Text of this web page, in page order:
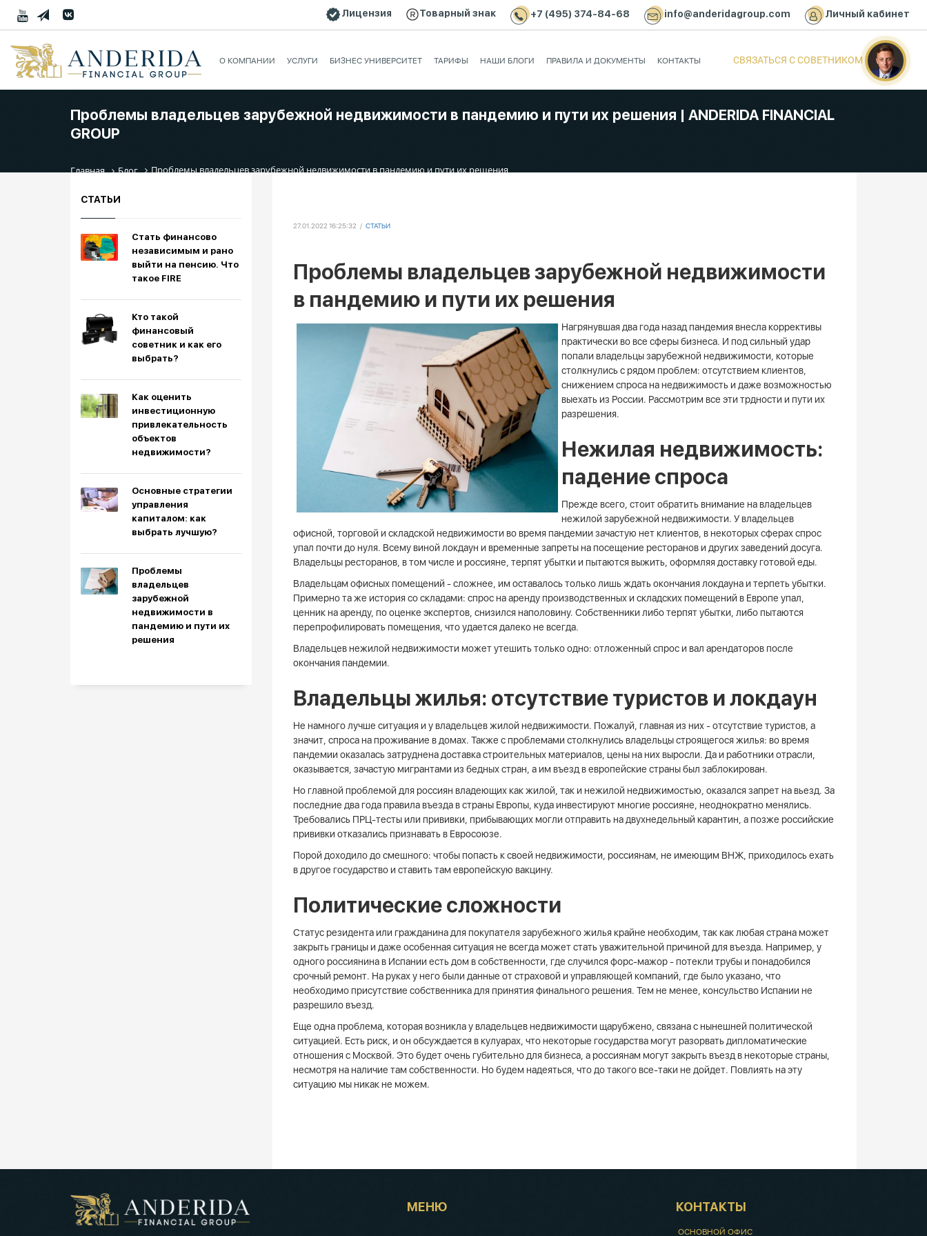
Лицензия Товарный знак +7 (495) 374-84-68 info@anderidagroup.com Личный кабинет
О КОМПАНИИ УСЛУГИ БИЗНЕС УНИВЕРСИТЕТ ТАРИФЫ НАШИ БЛОГИ ПРАВИЛА И ДОКУМЕНТЫ КОНТАКТЫ СВЯЗАТЬСЯ С СОВЕТНИКОМ
Проблемы владельцев зарубежной недвижимости в пандемию и пути их решения | ANDERIDA FINANCIAL
GROUP
Главная Блог Проблемы владельцев зарубежной недвижимости в пандемию и пути их решения
27.01.2022 16:25:32 / СТАТЬИ
Проблемы владельцев зарубежной недвижимости
в пандемию и пути их решения
Нагрянувшая два года назад пандемия внесла коррективы
практически во все сферы бизнеса. И под сильный удар
попали владельцы зарубежной недвижимости, которые
столкнулись с рядом проблем: отсутствием клиентов,
снижением спроса на недвижимость и даже возможностью
выехать из России. Рассмотрим все эти трдности и пути их
разрешения.
Нежилая недвижимость:
падение спроса
Прежде всего, стоит обратить внимание на владельцев
нежилой зарубежной недвижимости. У владельцев
офисной, торговой и складской недвижимости во время пандемии зачастую нет клиентов, в некоторых сферах спрос
упал почти до нуля. Всему виной локдаун и временные запреты на посещение ресторанов и других заведений досуга.
Владельцы ресторанов, в том числе и россияне, терпят убытки и пытаются выжить, оформляя доставку готовой еды.
Владельцам офисных помещений - сложнее, им оставалось только лишь ждать окончания локдауна и терпеть убытки.
Примерно та же история со складами: спрос на аренду производственных и складских помещений в Европе упал,
ценник на аренду, по оценке экспертов, снизился наполовину. Собственники либо терпят убытки, либо пытаются
перепрофилировать помещения, что удается далеко не всегда.
Владельцев нежилой недвижимости может утешить только одно: отложенный спрос и вал арендаторов после
окончания пандемии.
Владельцы жилья: отсутствие туристов и локдаун
Не намного лучше ситуация и у владельцев жилой недвижимости. Пожалуй, главная из них - отсутствие туристов, а
значит, спроса на проживание в домах. Также с проблемами столкнулись владельцы строящегося жилья: во время
пандемии оказалась затруднена доставка строительных материалов, цены на них выросли. Да и работники отрасли,
оказывается, зачастую мигрантами из бедных стран, а им въезд в европейские страны был заблокирован.
Но главной проблемой для россиян владеющих как жилой, так и нежилой недвижимостью, оказался запрет на вьезд. За
последние два года правила въезда в страны Европы, куда инвестируют многие россияне, неоднократно менялись.
Требовались ПРЦ-тесты или прививки, прибывающих могли отправить на двухнедельный карантин, а позже российские
прививки отказались признавать в Евросоюзе.
Порой доходило до смешного: чтобы попасть к своей недвижимости, россиянам, не имеющим ВНЖ, приходилось ехать
в другое государство и ставить там европейскую вакцину.
Политические сложности
Статус резидента или гражданина для покупателя зарубежного жилья крайне необходим, так как любая страна может
закрыть границы и даже особенная ситуация не всегда может стать уважительной причиной для въезда. Например, у
одного россиянина в Испании есть дом в собственности, где случился форс-мажор - потекли трубы и понадобился
срочный ремонт. На руках у него были данные от страховой и управляющей компаний, где было указано, что
необходимо присутствие собственника для принятия финального решения. Тем не менее, консульство Испании не
разрешило въезд.
Еще одна проблема, которая возникла у владельцев недвижимости щарубжено, связана с нынешней политической
ситуацией. Есть риск, и он обсуждается в кулуарах, что некоторые государства могут разорвать дипломатические
отношения с Москвой. Это будет очень губительно для бизнеса, а россиянам могут закрыть въезд в некоторые страны,
несмотря на наличие там собственности. Но будем надеяться, что до такого все-таки не дойдет. Повлиять на эту
ситуацию мы никак не можем.
СТАТЬИ
Стать финансово
независимым и рано
выйти на пенсию. Что
такое FIRE
Кто такой
финансовый
советник и как его
выбрать?
Как оценить
инвестиционную
привлекательность
объектов
недвижимости?
Основные стратегии
управления
капиталом: как
выбрать лучшую?
Проблемы
владельцев
зарубежной
недвижимости в
пандемию и пути их
решения
МЕНЮ КОНТАКТЫ
ОСНОВНОЙ ОФИС